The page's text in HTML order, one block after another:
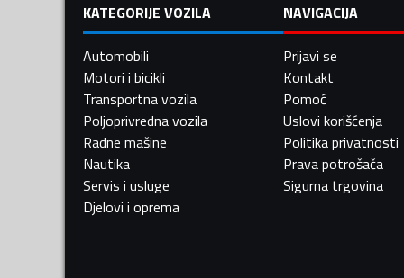
KATEGORIJE VOZILA
Automobili
Motori i bicikli
Transportna vozila
Poljoprivredna vozila
Radne mašine
Nautika
Servis i usluge
Djelovi i oprema
NAVIGACIJA
Prijavi se
Kontakt
Pomoć
Uslovi korišćenja
Politika privatnosti
Prava potrošača
Sigurna trgovina